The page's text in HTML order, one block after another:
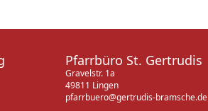
Pfarrbüro St. Gertrudis
Gravelstr. 1a
49811 Lingen
pfarrbuero@gertrudis-bramsche.de